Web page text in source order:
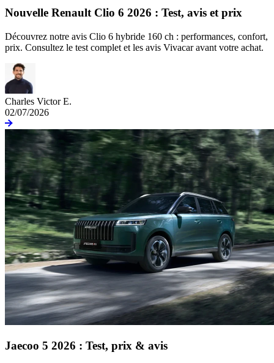
Nouvelle Renault Clio 6 2026 : Test, avis et prix
Découvrez notre avis Clio 6 hybride 160 ch : performances, confort,
prix. Consultez le test complet et les avis Vivacar avant votre achat.
Charles Victor E.
02/07/2026
Jaecoo 5 2026 : Test, prix & avis